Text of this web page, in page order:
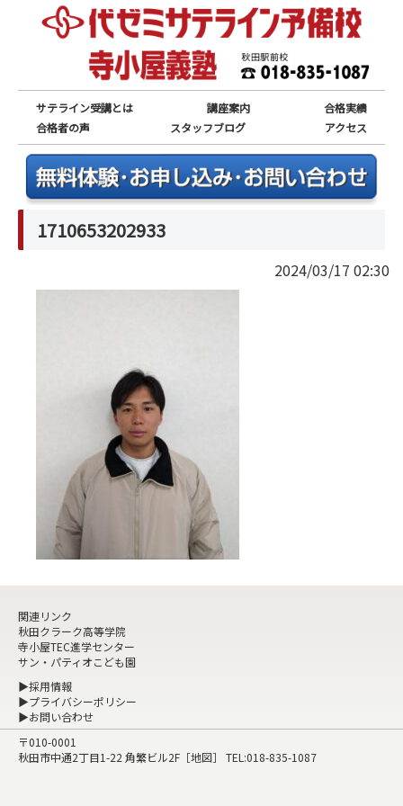
サテライン受講とは 講座案内
合格実績
合格者の声
スタッフブログ アクセス
1710653202933
2024/03/17 02:30
関連リンク
秋田クラーク高等学院
寺小屋TEC進学センター
サン・パティオこども園
▶採用情報
▶プライバシーポリシー
▶お問い合わせ
〒010-0001
秋田市中通2丁目1-22 角繁ビル2F［地図］ TEL:018-835-1087